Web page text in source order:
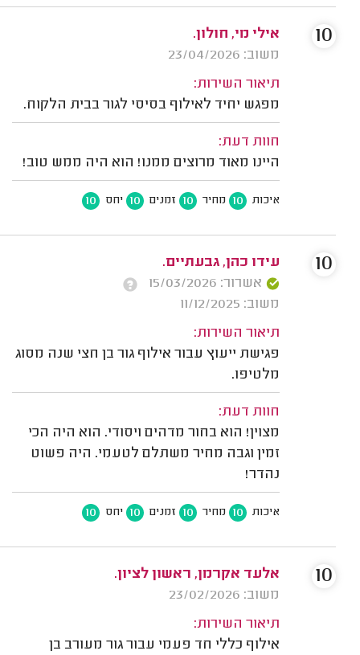
אילי מי, חולון.
משוב: 23/04/2026
תיאור השירות:
מפגש יחיד לאילוף בסיסי לגור בבית הלקוח.
חוות דעת:
היינו מאוד מרוצים ממנו! הוא היה ממש טוב!
איכות 10 מחיר 10 זמנים 10 יחס 10
10
עידו כהן, גבעתיים.
אשרור: 15/03/2026
משוב: 11/12/2025
תיאור השירות:
פגישת ייעוץ עבור אילוף גור בן חצי שנה מסוג
מלטיפו.
חוות דעת:
מצוין! הוא בחור מדהים ויסודי. הוא היה הכי
זמין וגבה מחיר משתלם לטעמי. היה פשוט
נהדר!
איכות 10 מחיר 10 זמנים 10 יחס 10
10
אלעד אקרמן, ראשון לציון.
משוב: 23/02/2026
תיאור השירות:
אילוף כללי חד פעמי עבור גור מעורב בן
10